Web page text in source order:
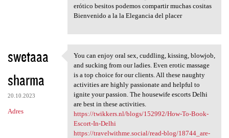
erótico besitos podemos compartir muchas cositas
Bienvenido a la la Elegancia del placer
swetaaa
sharma
20.10.2023
Adres
You can enjoy oral sex,
You can enjoy oral sex, cuddling, kissing, blowjob,
and sucking from our ladies. Even erotic massage
is a top choice for our clients. All these naughty
activities are highly passionate and helpful to
ignite your passion. The housewife escorts Delhi
are best in these activities.
https://twikkers.nl/blogs/152992/How-To-Book-
Escort-In-Delhi
https://travelwithme.social/read-blog/18744_are-